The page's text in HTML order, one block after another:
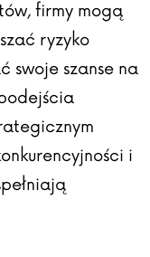
firmy mogą
ryzyko
swoje szanse na
i